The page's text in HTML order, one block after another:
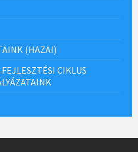
(HAZAI)
CIKLUS